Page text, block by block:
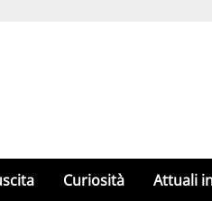
Curiosità Attuali